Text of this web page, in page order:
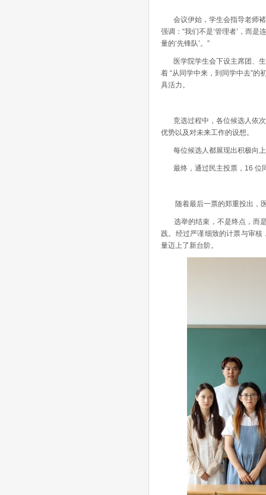
会议伊始，学生会指导老师褚
强调：“我们不是‘管理者’，而是
量的‘先锋队’。”
医学院学生会下设主席团、生
着 “从同学中来，到同学中去”
具活力。
竞选过程中，各位候选人依次
优势以及对未来工作的设想。
每位候选人都展现出积极向上
最终，通过民主投票，16 位
随着最后一票的郑重投出，医
选举的结束，不是终点，而是
践。经过严谨细致的计票与审
量迈上了新台阶。